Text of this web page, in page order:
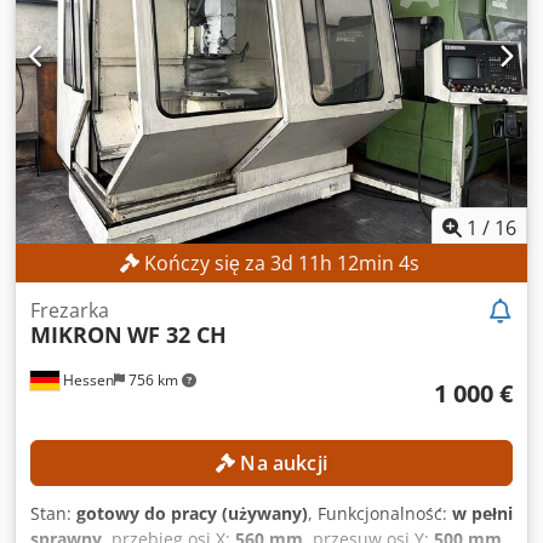
obrotowej wrzeciona: 40 – 4000 obr./min Uchwyt
wrzeciona: ISO 40 Powierzchnia mocowania na stole: 900 x
480 mm Djdpszpxfbsfx Am Rskr DANE MASZYNY Moc
wrzeciona: 5,5 kW Liczba godzin pracy: 46 652 h Masa
maszyny: 2900 kg WYPOSAŻENIE Cyfrowy wyświetlacz
pozycji Millplus CNC
1 / 16
Kończy się za 3d 11h 12min 2s
Hessen 756 km
Frezarka
MIKRON WF 32 CH
1 000 €
Na aukcji
Stan: gotowy do pracy (używany), Funkcjonalność: w pełni
sprawny, przebieg osi X: 560 mm, przesuw osi Y: 500 mm,